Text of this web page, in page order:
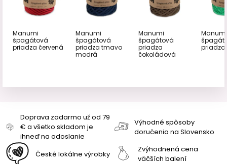
Manumi
špagátová
priadza červená
Manumi
špagátová
priadza tmavo
modrá
Manumi
špagátová
priadza
čokoládová
Manumi
priadza
Doprava zadarmo už od 79
€ a všetko skladom je
ihneď na odoslanie
Výhodné spôsoby
doručenia na Slovensko
České lokálne výrobky
Zvýhodnená cena
väčších balení